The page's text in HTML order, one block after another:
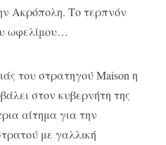
Ακρόπολη. Το τερπνόν
ωφελίμου…
του στρατηγού Maison η
στον κυβερνήτη της
αίτημα για την
με γαλλική